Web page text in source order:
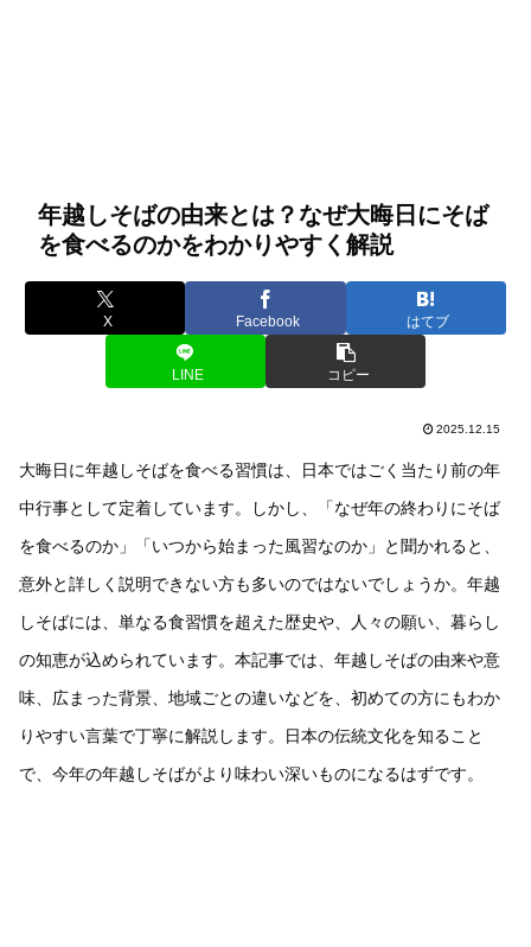
年越しそばの由来とは？なぜ大晦日にそば
を食べるのかをわかりやすく解説
X Facebook はてブ
LINE コピー
2025.12.15
大晦日に年越しそばを食べる習慣は、日本ではごく当たり前の年
中行事として定着しています。しかし、「なぜ年の終わりにそば
を食べるのか」「いつから始まった風習なのか」と聞かれると、
意外と詳しく説明できない方も多いのではないでしょうか。年越
しそばには、単なる食習慣を超えた歴史や、人々の願い、暮らし
の知恵が込められています。本記事では、年越しそばの由来や意
味、広まった背景、地域ごとの違いなどを、初めての方にもわか
りやすい言葉で丁寧に解説します。日本の伝統文化を知ること
で、今年の年越しそばがより味わい深いものになるはずです。